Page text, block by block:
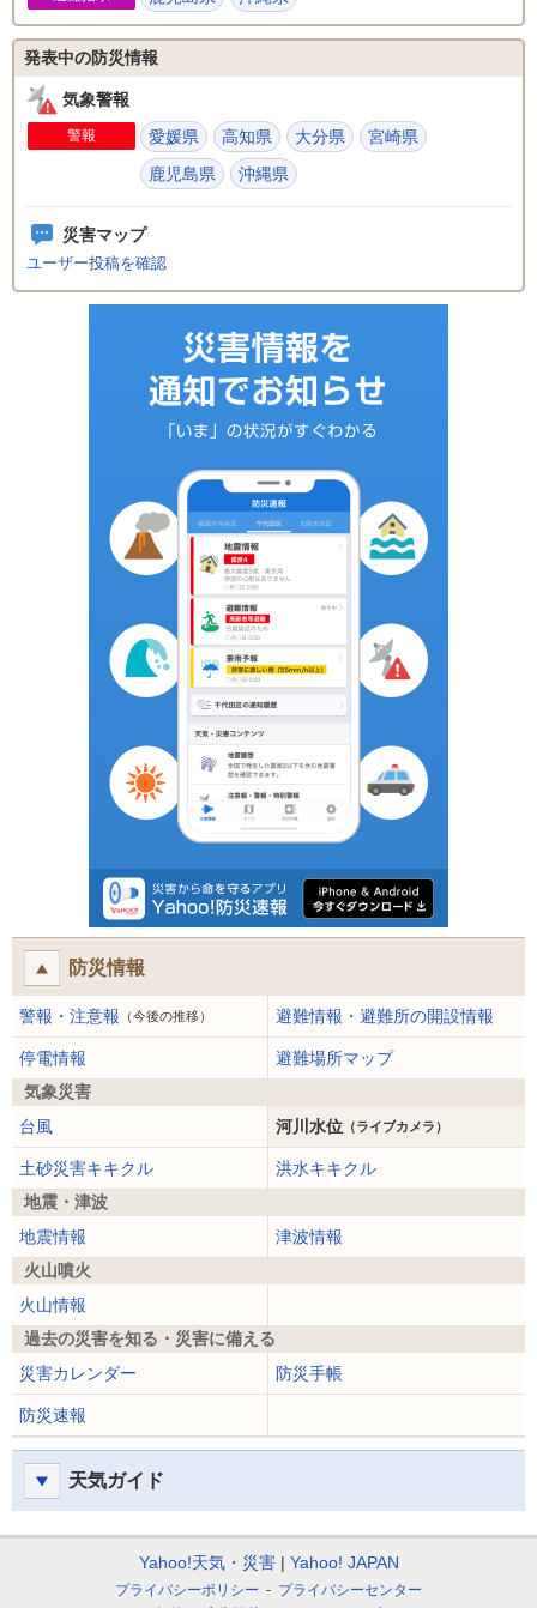
発表中の防災情報
気象警報
警報 愛媛県 高知県 大分県
宮崎県
鹿児島県
沖縄県
災害マップ
ユーザー投稿を確認
防災情報
警報・注意報 （今後の推移） 避難情報・避難所の開設情報
停電情報
避難場所マップ
気象災害
台風
河川水位 （ライブカメラ）
土砂災害キキクル
洪水キキクル
地震・津波
地震情報
津波情報
火山噴火
火山情報
過去の災害を知る・災害に備える
災害カレンダー
防災手帳
防災速報
天気ガイド
Yahoo!天気・災害 Yahoo! JAPAN
プライバシーポリシー
プライバシーセンター